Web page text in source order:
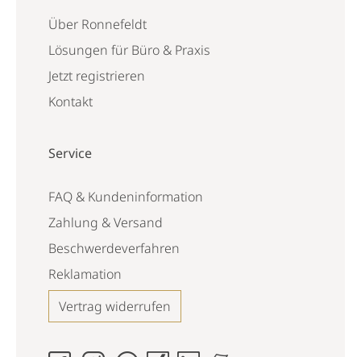
Über Ronnefeldt
Lösungen für Büro & Praxis
Jetzt registrieren
Kontakt
Service
FAQ & Kundeninformation
Zahlung & Versand
Beschwerdeverfahren
Reklamation
Vertrag widerrufen